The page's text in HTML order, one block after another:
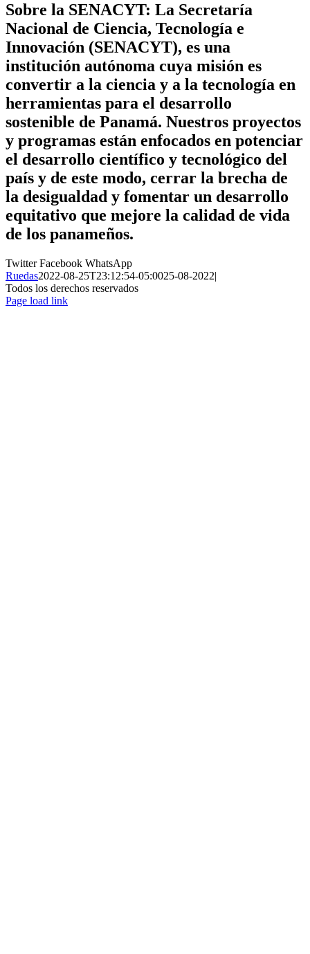
Sobre la SENACYT: La Secretaría
Nacional de Ciencia, Tecnología e
Innovación (SENACYT), es una
institución autónoma cuya misión es
convertir a la ciencia y a la tecnología en
herramientas para el desarrollo
sostenible de Panamá. Nuestros proyectos
y programas están enfocados en potenciar
el desarrollo científico y tecnológico del
país y de este modo, cerrar la brecha de
la desigualdad y fomentar un desarrollo
equitativo que mejore la calidad de vida
de los panameños.
TwitterFacebook WhatsApp
Ruedas2022-08-25T23:12:54-05:0025-08-2022|
Todos los derechos reservados
Page load link